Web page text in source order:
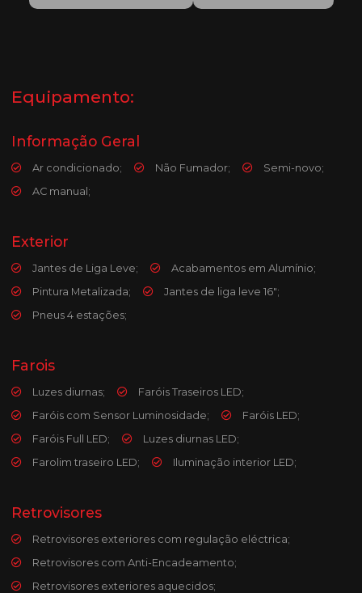
Equipamento:
Informação Geral
Ar condicionado; Não Fumador;
Semi-novo;
AC manual;
Exterior
Jantes de Liga Leve;
Acabamentos em Alumínio;
Pintura Metalizada;
Jantes de liga leve 16";
Pneus 4 estações;
Farois
Luzes diurnas;
Faróis Traseiros LED;
Faróis com Sensor Luminosidade;
Faróis LED;
Faróis Full LED;
Luzes diurnas LED;
Farolim traseiro LED;
Iluminação interior LED;
Retrovisores
Retrovisores exteriores com regulação eléctrica;
Retrovisores com Anti-Encadeamento;
Retrovisores exteriores aquecidos;